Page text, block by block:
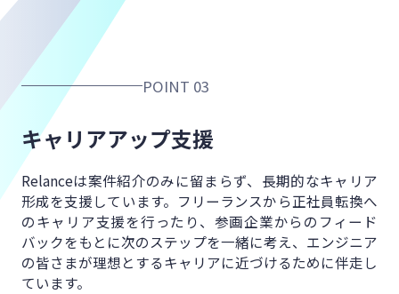
POINT 03
キャリアアップ支援
Relanceは案件紹介のみに留まらず、 長期的なキャリア
形成を支援しています。 フリーランスから正社員転換へ
のキャリア支援を行ったり、 参画企業からのフィード
バックをもとに次のステップを一緒に考え、 エンジニア
の皆さまが理想とするキャリアに近づけるために伴走し
ています。